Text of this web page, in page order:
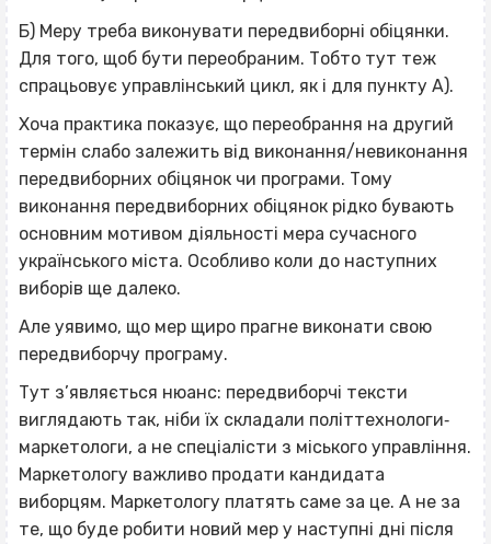
Б) Меру треба виконувати передвиборні обіцянки.
Для того, щоб бути переобраним. Тобто тут теж
спрацьовує управлінський цикл, як і для пункту А).
Хоча практика показує, що переобрання на другий
термін слабо залежить від виконання/невиконання
передвиборних обіцянок чи програми. Тому
виконання передвиборних обіцянок рідко бувають
основним мотивом діяльності мера сучасного
українського міста. Особливо коли до наступних
виборів ще далеко.
Але уявимо, що мер щиро прагне виконати свою
передвиборчу програму.
Тут з’являється нюанс: передвиборчі тексти
виглядають так, ніби їх складали політтехнологи‐
маркетологи, а не спеціалісти з міського управління.
Маркетологу важливо продати кандидата
виборцям. Маркетологу платять саме за це. А не за
те, що буде робити новий мер у наступні дні після